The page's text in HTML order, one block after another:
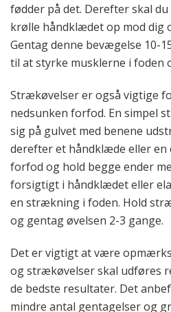
fødder på det. Derefter skal
krølle håndklædet op mod dig
Gentag denne bevægelse 10-
til at styrke musklerne i foden
Strækøvelser er også vigtige
nedsunken forfod. En simpel
sig på gulvet med benene
derefter et håndklæde eller en
forfod og hold begge ender
forsigtigt i håndklædet eller
en strækning i foden. Hold
og gentag øvelsen 2-3 gange.
Det er vigtigt at være
og strækøvelser skal udføres
de bedste resultater. Det
mindre antal gentagelser og